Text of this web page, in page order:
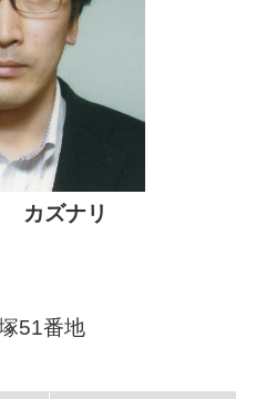
8:30～17:15
カズナリ
51番地